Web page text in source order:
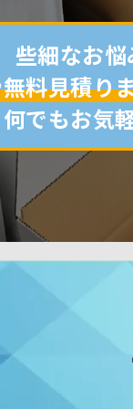
些細なお悩
料見積り
何でもお気